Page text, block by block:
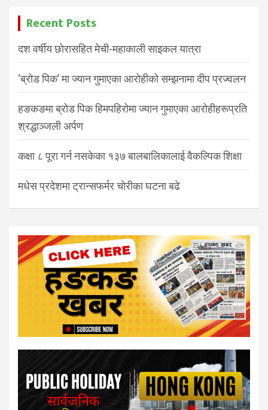
Recent Posts
दश वर्षीय छोरासहित मेची-महाकाली साइकल यात्रा
‘ब्रोड पिक’ मा ज्यान गुमाएका आरोहीको सम्झनामा दीप प्रज्वलन
हङकङमा ब्रोड पिक हिमपहिरोमा ज्यान गुमाएका आरोहीहरूप्रति
श्रद्धाञ्जली अर्पण
कक्षा ८ पूरा गर्न नसकेका १३७ बालबालिकालाई वैकल्पिक शिक्षा
मधेस प्रदेशमा ट्रान्सफर्मर चोरीका घटना बढे